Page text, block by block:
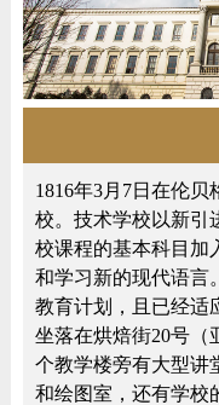
1816年3月7日在伦
校。技术学校以新引
校课程的基本科目加
和学习新的现代语言
教育计划，且已经适
坐落在烘焙街20号（
个教学楼旁有大型讲
和绘图室，还有学校